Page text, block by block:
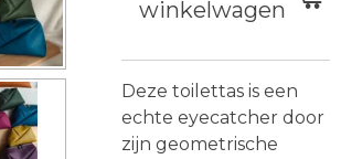
winkelwagen
Deze toilettas is een
echte eyecatcher door
zijn geometrische